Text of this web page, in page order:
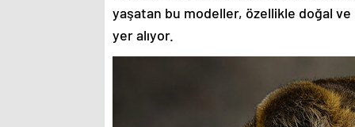
yaşatan bu modeller, özellikle doğal
yer alıyor.